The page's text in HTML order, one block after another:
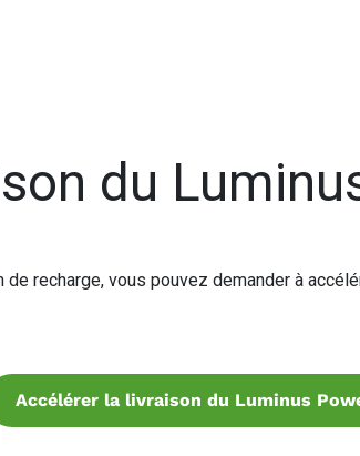
du
recharge, vous pouvez demander à
Accélérer la livraison du Luminus